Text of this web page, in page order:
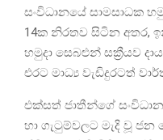
සංවිධානයේ සාමසාධක
14ක නිරතව සිටින අතර,
හමුදා සෙබළුන් සක්‍රීයව
එරට මාධ්‍ය වැඩිදුරටත්
එක්සත් ජාතීන්ගේ
හා ගැටුම්වලට මැදි වූ